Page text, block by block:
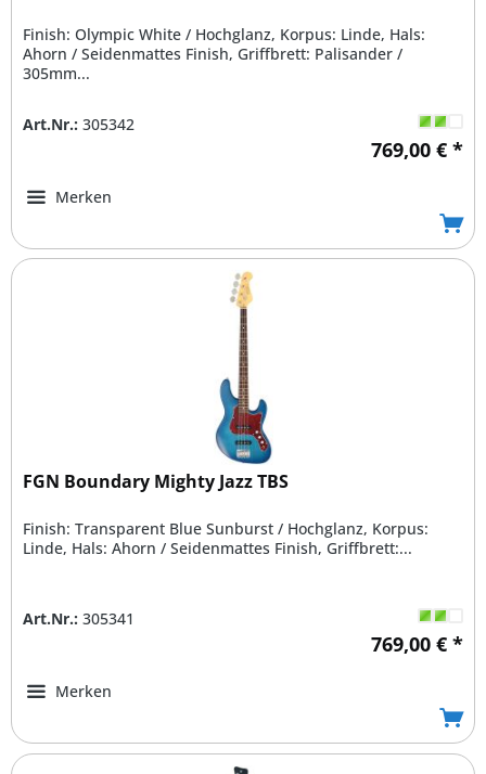
Finish: Olympic White / Hochglanz, Korpus: Linde, Hals:
Ahorn / Seidenmattes Finish, Griffbrett: Palisander /
305mm...
Art.Nr.: 305342
769,00 € *
Merken
FGN Boundary Mighty Jazz TBS
Finish: Transparent Blue Sunburst / Hochglanz, Korpus:
Linde, Hals: Ahorn / Seidenmattes Finish, Griffbrett:...
Art.Nr.: 305341
769,00 € *
Merken